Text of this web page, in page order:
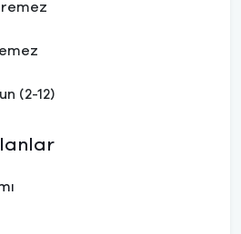
(2-12)